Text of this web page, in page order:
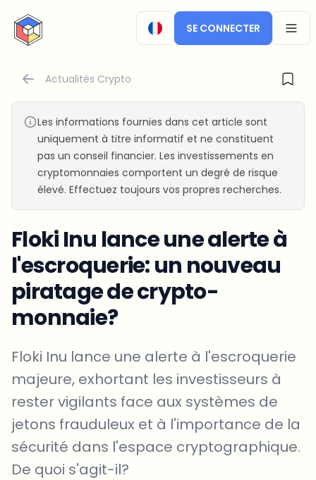
CryptoTicker
SE CONNECTER
Actualités Crypto
Les informations fournies dans cet article sont
uniquement à titre informatif et ne constituent
pas un conseil financier. Les investissements en
cryptomonnaies comportent un degré de risque
élevé. Effectuez toujours vos propres recherches.
Floki Inu lance une alerte à
l'escroquerie: un nouveau
piratage de crypto-
monnaie?
Floki Inu lance une alerte à l'escroquerie
majeure, exhortant les investisseurs à
rester vigilants face aux systèmes de
jetons frauduleux et à l'importance de la
sécurité dans l'espace cryptographique.
De quoi s'agit-il?